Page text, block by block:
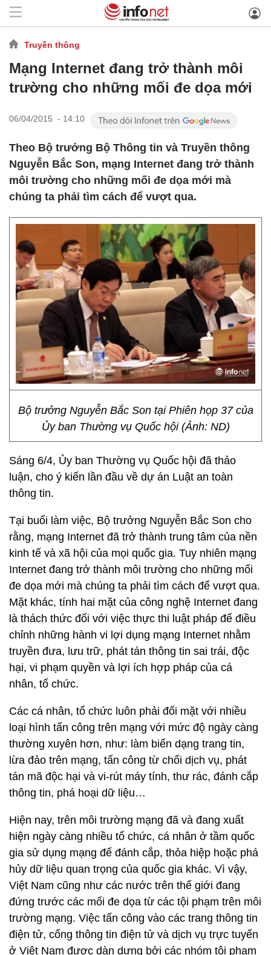
Truyền thông
Mạng Internet đang trở thành môi
trường cho những mối đe dọa mới
06/04/2015 - 14:10
Theo Bộ trưởng Bộ Thông tin và Truyền thông
Nguyễn Bắc Son, mạng Internet đang trở thành
môi trường cho những mối đe dọa mới mà
chúng ta phải tìm cách để vượt qua.
Bộ trưởng Nguyễn Bắc Son tại Phiên họp 37 của
Ủy ban Thường vụ Quốc hội (Ảnh: ND)
Sáng 6/4, Ủy ban Thường vụ Quốc hội đã thảo
luận, cho ý kiến lần đầu về dự án Luật an toàn
thông tin.
Tại buổi làm việc, Bộ trưởng Nguyễn Bắc Son cho
rằng, mạng Internet đã trở thành trung tâm của nền
kinh tế và xã hội của mọi quốc gia. Tuy nhiên mạng
Internet đang trở thành môi trường cho những mối
đe dọa mới mà chúng ta phải tìm cách để vượt qua.
Mặt khác, tính hai mặt của công nghệ Internet đang
là thách thức đối với việc thực thi luật pháp để điều
chỉnh những hành vi lợi dụng mạng Internet nhằm
truyền đưa, lưu trữ, phát tán thông tin sai trái, độc
hại, vi phạm quyền và lợi ích hợp pháp của cá
nhân, tổ chức.
Các cá nhân, tổ chức luôn phải đối mặt với nhiều
loại hình tấn công trên mạng với mức độ ngày càng
thường xuyên hơn, như: làm biến dạng trang tin,
lừa đảo trên mạng, tấn công từ chối dịch vụ, phát
tán mã độc hại và vi-rút máy tính, thư rác, đánh cắp
thông tin, phá hoại dữ liệu…
Hiện nay, trên môi trường mạng đã và đang xuất
hiện ngày càng nhiều tổ chức, cá nhân ở tầm quốc
gia sử dụng mạng để đánh cắp, thỏa hiệp hoặc phá
hủy dữ liệu quan trọng của quốc gia khác. Vì vậy,
Việt Nam cũng như các nước trên thế giới đang
đứng trước các mối đe dọa từ các tội phạm trên môi
trường mạng. Việc tấn công vào các trang thông tin
điện tử, cổng thông tin điện tử và dịch vụ trực tuyến
ở Việt Nam được dàn dựng bởi các nhóm tội phạm